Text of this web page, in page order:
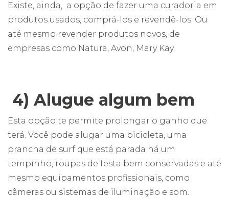
Existe, ainda, a opção de fazer uma curadoria em
produtos usados, comprá-los e revendê-los. Ou
até mesmo revender produtos novos, de
empresas como Natura, Avon, Mary Kay.
4) Alugue algum bem
Esta opção te permite prolongar o ganho que
terá. Você pode alugar uma bicicleta, uma
prancha de surf que está parada há um
tempinho, roupas de festa bem conservadas e até
mesmo equipamentos profissionais, como
câmeras ou sistemas de iluminação e som.